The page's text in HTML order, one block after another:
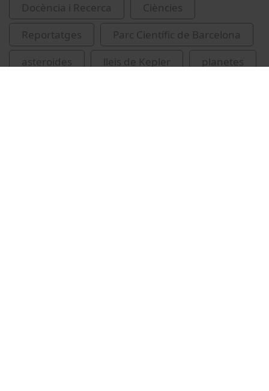
Docència i Recerca
Ciències
Reportatges
Parc Científic de Barcelona
asteroides
lleis de Kepler planetes